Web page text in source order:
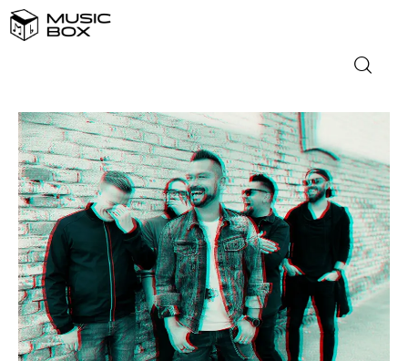
NASLOVNICA
DOMAĆA GLAZBA
STRANA GLAZBA
FILM
MUSIC BOX